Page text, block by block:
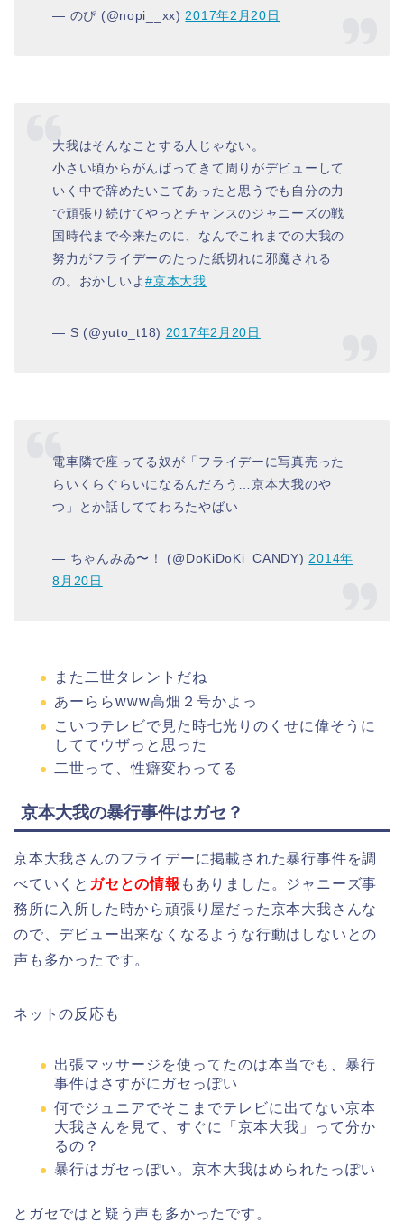
— のぴ (@nopi__xx) 2017年2月20日
大我はそんなことする人じゃない。
小さい頃からがんばってきて周りがデビューして
いく中で辞めたいこてあったと思うでも自分の力
で頑張り続けてやっとチャンスのジャニーズの戦
国時代まで今来たのに、なんでこれまでの大我の
努力がフライデーのたった紙切れに邪魔される
の。おかしいよ#京本大我
— S (@yuto_t18) 2017年2月20日
電車隣で座ってる奴が「フライデーに写真売った
らいくらぐらいになるんだろう…京本大我のや
つ」とか話しててわろたやばい
— ちゃんみゐ〜！ (@DoKiDoKi_CANDY)2014年
8月20日
また二世タレントだね
あーららwww高畑２号かよっ
こいつテレビで見た時七光りのくせに偉そうに
しててウザっと思った
二世って、性癖変わってる
京本大我の暴行事件はガセ？
京本大我さんのフライデーに掲載された暴行事件を調
べていくと ガセとの情報 もありました。ジャニーズ事
務所に入所した時から頑張り屋だった京本大我さんな
ので、デビュー出来なくなるような行動はしないとの
声も多かったです。
ネットの反応も
出張マッサージを使ってたのは本当でも、暴行
事件はさすがにガセっぽい
何でジュニアでそこまでテレビに出てない京本
大我さんを見て、すぐに「京本大我」って分か
るの？
暴行はガセっぽい。京本大我はめられたっぽい
とガセではと疑う声も多かったです。